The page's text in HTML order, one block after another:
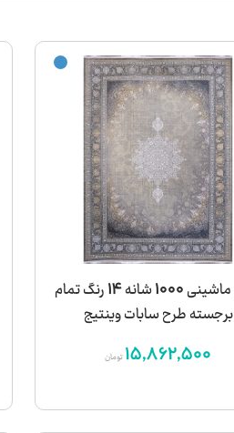
فرش ماشینی 1000 شانه 14 رنگ تمام
برجسته طرح سابات وینتیج
15,862,500 تومان